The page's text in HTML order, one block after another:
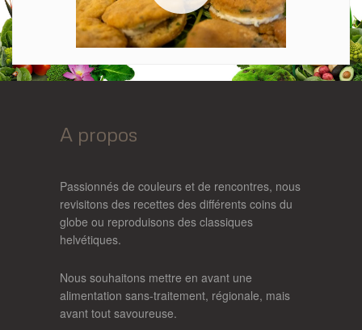
A propos
Passionnés de couleurs et de rencontres, nous
revisitons des recettes des différents coins du
globe ou reproduisons des classiques
helvétiques.
Nous souhaitons mettre en avant une
alimentation sans-traitement, régionale, mais
avant tout savoureuse.